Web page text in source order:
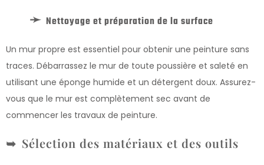
Nettoyage et préparation de la surface
Un mur propre est essentiel pour obtenir une peinture sans
traces. Débarrassez le mur de toute poussière et saleté en
utilisant une éponge humide et un détergent doux. Assurez-
vous que le mur est complètement sec avant de
commencer les travaux de peinture.
Sélection des matériaux et des outils